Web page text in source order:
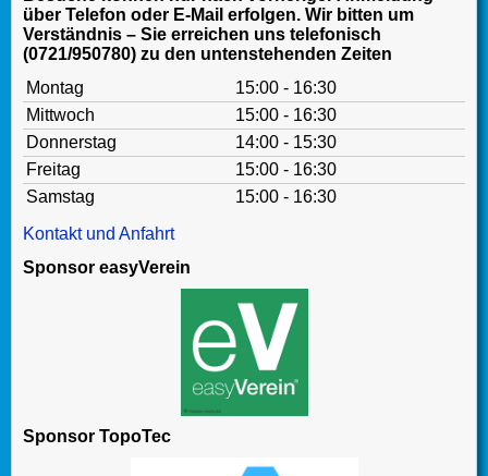
über Telefon oder E-Mail erfolgen. Wir bitten um
Verständnis – Sie erreichen uns telefonisch
(0721/950780) zu den untenstehenden Zeiten
Montag
15:00 - 16:30
Mittwoch
15:00 - 16:30
Donnerstag
14:00 - 15:30
Freitag
15:00 - 16:30
Samstag
15:00 - 16:30
Kontakt und Anfahrt
Sponsor easyVerein
Sponsor TopoTec